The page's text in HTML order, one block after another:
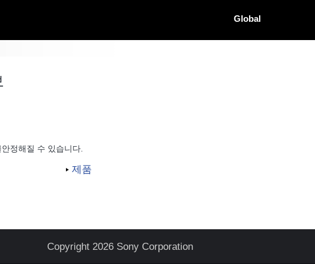
Global
정해질 수 있습니다.
제품
Copyright 2026 Sony Corporation